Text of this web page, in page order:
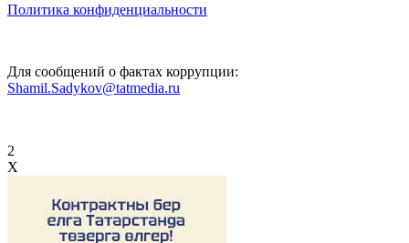
Политика конфиденциальности
Для сообщений о фактах коррупции:
Shamil.Sadykov@tatmedia.ru
2
X